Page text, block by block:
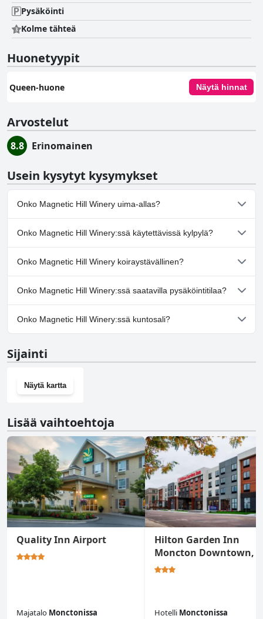
Pysäköinti
Kolme tähteä
Huonetyypit
Queen-huone Näytä hinnat
Arvostelut
8.8 Erinomainen
Usein kysytyt kysymykset
Onko Magnetic Hill Winery uima-allas?
Ei, Magnetic Hill Winery ei ole uima-allasta.
Onko Magnetic Hill Winery:ssä käytettävissä kylpylä?
Ei, Magnetic Hill Winery ei tarjoa kylpylää.
Onko Magnetic Hill Winery koiraystävällinen?
Ei, Magnetic Hill Winery ei salli koiria.
Onko Magnetic Hill Winery:ssä saatavilla pysäköintitilaa?
Kyllä, Magnetic Hill Winery tarjoaa pysäköintimahdollisuuden.
Onko Magnetic Hill Winery:ssä kuntosali?
Sijainti
Näytä kartta
Lisää vaihtoehtoja
Quality Inn Airport
Majatalo Monctonissa
Hilton Garden Inn
Moncton Downtown,
Hotelli Monctonissa